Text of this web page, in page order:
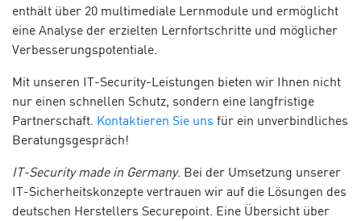
enthält über 20 multimediale Lernmodule und ermöglicht
eine Analyse der erzielten Lernfortschritte und möglicher
Verbesserungspotentiale.
Mit unseren IT-Security-Leistungen bieten wir Ihnen nicht
nur einen schnellen Schutz, sondern eine langfristige
Partnerschaft. Kontaktieren Sie uns für ein unverbindliches
Beratungsgespräch!
IT-Security made in Germany. Bei der Umsetzung unserer
IT-Sicherheitskonzepte vertrauen wir auf die Lösungen des
deutschen Herstellers Securepoint. Eine Übersicht über